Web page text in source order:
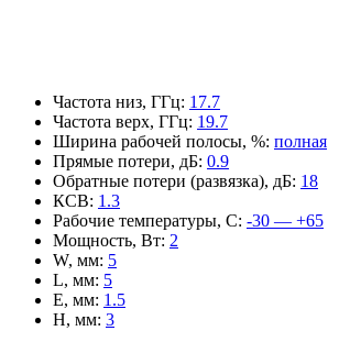
Частота низ, ГГц: 17.7
Частота верх, ГГц: 19.7
Ширина рабочей полосы, %: полная
Прямые потери, дБ: 0.9
Обратные потери (развязка), дБ: 18
КСВ: 1.3
Рабочие температуры, С: -30 — +65
Мощность, Вт: 2
W, мм: 5
L, мм: 5
E, мм: 1.5
H, мм: 3